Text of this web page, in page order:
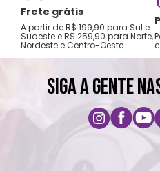
Frete grátis
A partir de R$ 199,90 para Sul e
Sudeste e R$ 259,90 para Norte,
Nordeste e Centro-Oeste
SIGA A GENTE